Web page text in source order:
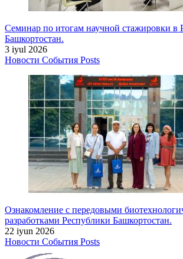
Семинар по итогам научной стажировки в
Башкортостан.
3 iyul 2026
Новости События Posts
Ознакомление с передовыми
разработками Республики Башкортостан.
22 iyun 2026
Новости События Posts